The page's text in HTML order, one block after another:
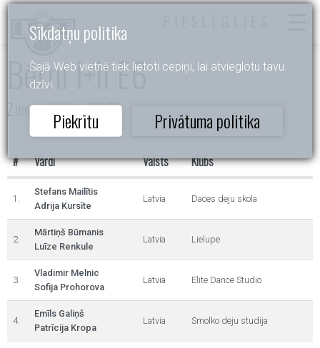
Sīkdatņu politika
Šajā Web vietnē tiek lietoti cepiņi, lai atvieglotu tavu
dzīvi.
Piekrītu Privātuma politika
Bērni I+II E6
Ziemas Valsis 2025
# Vārdi Valsts Klubs
1.
Stefans Mailītis
Adrija Kursīte
Latvia Daces deju skola
2.
Mārtiņš Būmanis
Luīze Renkule
Latvia Lielupe
3.
Vladimir Melnic
Sofija Prohorova
Latvia Elite Dance Studio
4.
Emīls Galiņš
Patrīcija Kropa
Latvia Smolko deju studija